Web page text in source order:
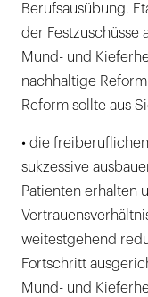
Berufsausübung.
der Festzuschüsse
Mund- und
nachhaltige
Reform sollte aus
• die
sukzessive
Patienten erhalten
weitestgehend
Fortschritt
Mund- und